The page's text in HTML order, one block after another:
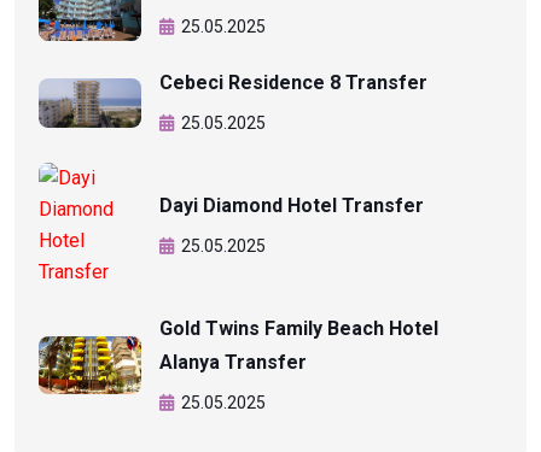
25.05.2025
Cebeci Residence 8 Transfer
25.05.2025
Dayi Diamond Hotel Transfer
25.05.2025
Gold Twins Family Beach Hotel
Alanya Transfer
25.05.2025